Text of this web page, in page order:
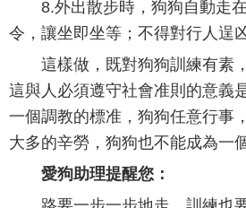
8.外出散步時，狗狗自動走
令，讓坐即坐等；不得對行人逞凶
這樣做，既對狗狗訓練有素
這與人必須遵守社會准則的意義
一個調教的標准，狗狗任意行事
大多的辛勞，狗狗也不能成為一
愛狗助理提醒您：